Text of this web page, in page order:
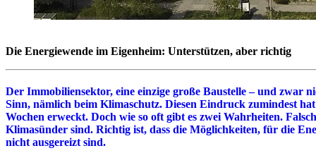
Die Energiewende im Eigenheim: Unterstützen, aber richtig
Der Immobiliensektor, eine einzige große Baustelle – und
Sinn, nämlich beim Klimaschutz. Diesen Eindruck zumindest
Wochen erweckt. Doch wie so oft gibt es zwei Wahrheiten.
Klimasünder sind. Richtig ist, dass die Möglichkeiten, für die
nicht ausgereizt sind.